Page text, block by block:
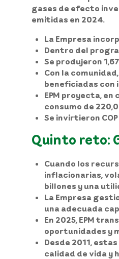
gases de efecto
emitidas en 2024.
La Empresa
Dentro del
Se produjeron
Con la
beneficiadas con
EPM proyecta,
consumo de
Se invirtieron
Quinto reto:
Cuando los
inflacionarias,
billones y una
La Empresa
una adecuada
En 2025, EPM
oportunidades y
Desde 2011,
calidad de vida y